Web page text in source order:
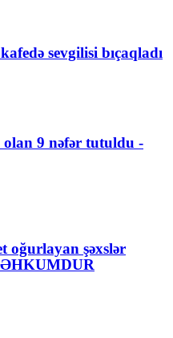
sevgilisi bıçaqladı
olan 9 nəfər tutuldu -
oğurlayan şəxslər